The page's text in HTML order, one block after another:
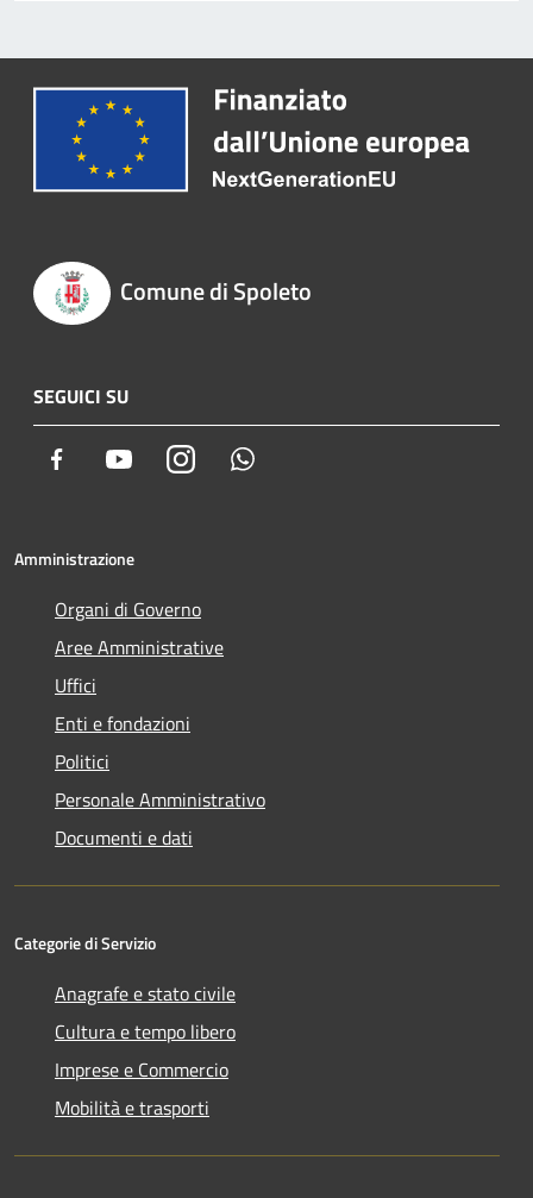
Comune di Spoleto
SEGUICI SU
Facebook YoutubeInstagram
Amministrazione
Organi di Governo
Aree Amministrative
Uffici
Enti e fondazioni
Politici
Personale Amministrativo
Documenti e dati
Categorie di Servizio
Anagrafe e stato civile
Cultura e tempo libero
Imprese e Commercio
Mobilità e trasporti